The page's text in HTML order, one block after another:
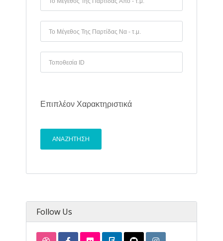
Επιπλέον Χαρακτηριστικά
Follow Us